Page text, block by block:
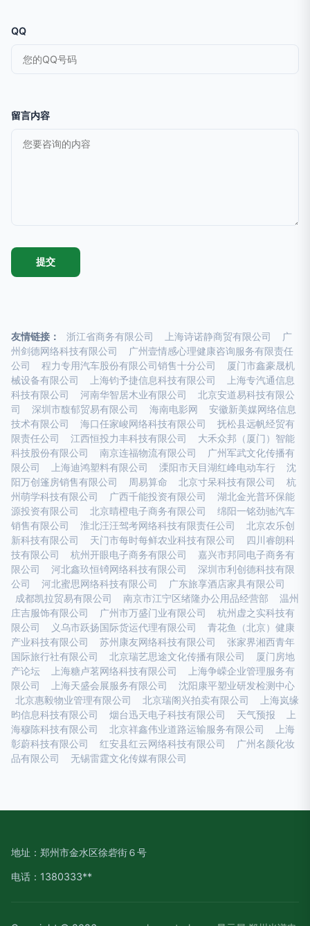
QQ
留言内容
友情链接： 浙江省商务有限公司 上海诗诺静商贸有限公司
广
州剑德网络科技有限公司
广州壹情感心理健康咨询服务有限责任
公司
程力专用汽车股份有限公司销售十分公司
厦门市鑫豪晟机
械设备有限公司
上海钧予捷信息科技有限公司
上海专汽通信息
科技有限公司
河南华智居木业有限公司
北京安道易科技有限公
司
深圳市馥郁贸易有限公司 海南电影网
安徽新美媒网络信息
技术有限公司
海口任家峻网络科技有限公司
抚松县远帆经贸有
限责任公司
江西恒投力丰科技有限公司
大禾众邦（厦门）智能
科技股份有限公司
南京连福物流有限公司
广州军武文化传播有
限公司
上海迪鸿塑料有限公司 溧阳市天目湖红峰电动车行
沈
阳万创篷房销售有限公司
周易算命 北京寸呆科技有限公司
杭
州萌学科技有限公司
广西千能投资有限公司
湖北金光普环保能
源投资有限公司
北京晴橙电子商务有限公司
绵阳一铭劲驰汽车
销售有限公司
淮北汪汪驾考网络科技有限责任公司
北京农乐创
新科技有限公司
天门市每时每鲜农业科技有限公司
四川睿朗科
技有限公司
杭州开眼电子商务有限公司
嘉兴市邦同电子商务有
限公司
河北鑫玖恒锜网络科技有限公司
深圳市利创德科技有限
公司
河北蜜思网络科技有限公司
广东旅享酒店家具有限公司
成都凯拉贸易有限公司
南京市江宁区绪隆办公用品经营部
温州
庄吉服饰有限公司
广州市万盛门业有限公司
杭州虚之实科技有
限公司
义乌市跃扬国际货运代理有限公司
青花鱼（北京）健康
产业科技有限公司
苏州康友网络科技有限公司
张家界湘西青年
国际旅行社有限公司
北京瑞艺思途文化传播有限公司
厦门房地
产论坛
上海糖卢茗网络科技有限公司
上海争嵘企业管理服务有
限公司
上海天盛会展服务有限公司
沈阳康平塑业研发检测中心
北京惠毅物业管理有限公司
北京瑞阁兴拍卖有限公司
上海岚缘
昀信息科技有限公司
烟台迅天电子科技有限公司 天气预报
上
海穆陈科技有限公司
北京祥鑫伟业道路运输服务有限公司
上海
彰蔚科技有限公司
红安县红云网络科技有限公司
广州名颜化妆
品有限公司
无锡雷霆文化传媒有限公司
地址：郑州市金水区徐砦街６号
电话：1380333**